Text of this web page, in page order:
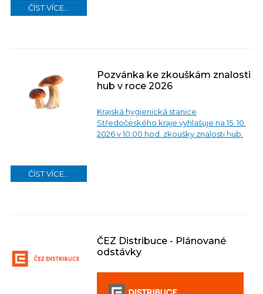
ČÍST VÍCE...
Pozvánka ke zkouškám znalosti
hub v roce 2026
Krajská hygienická stanice
Středočeského kraje vyhlašuje na 15. 10.
2026 v 10:00 hod. zkoušky znalosti hub.
ČÍST VÍCE...
ČEZ Distribuce - Plánované
odstávky